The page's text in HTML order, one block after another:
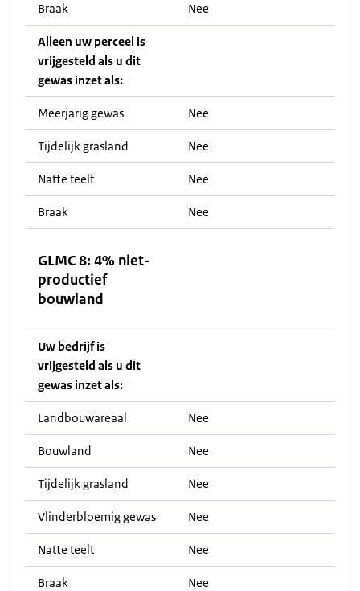
Braak Nee
Alleen uw perceel is
vrijgesteld als u dit
gewas inzet als:
Meerjarig gewas Nee
Tijdelijk grasland Nee
Natte teelt Nee
Braak Nee
GLMC 8: 4% niet-
productief
bouwland
Uw bedrijf is
vrijgesteld als u dit
gewas inzet als:
Landbouwareaal Nee
Bouwland Nee
Tijdelijk grasland Nee
Vlinderbloemig gewas Nee
Natte teelt Nee
Braak Nee